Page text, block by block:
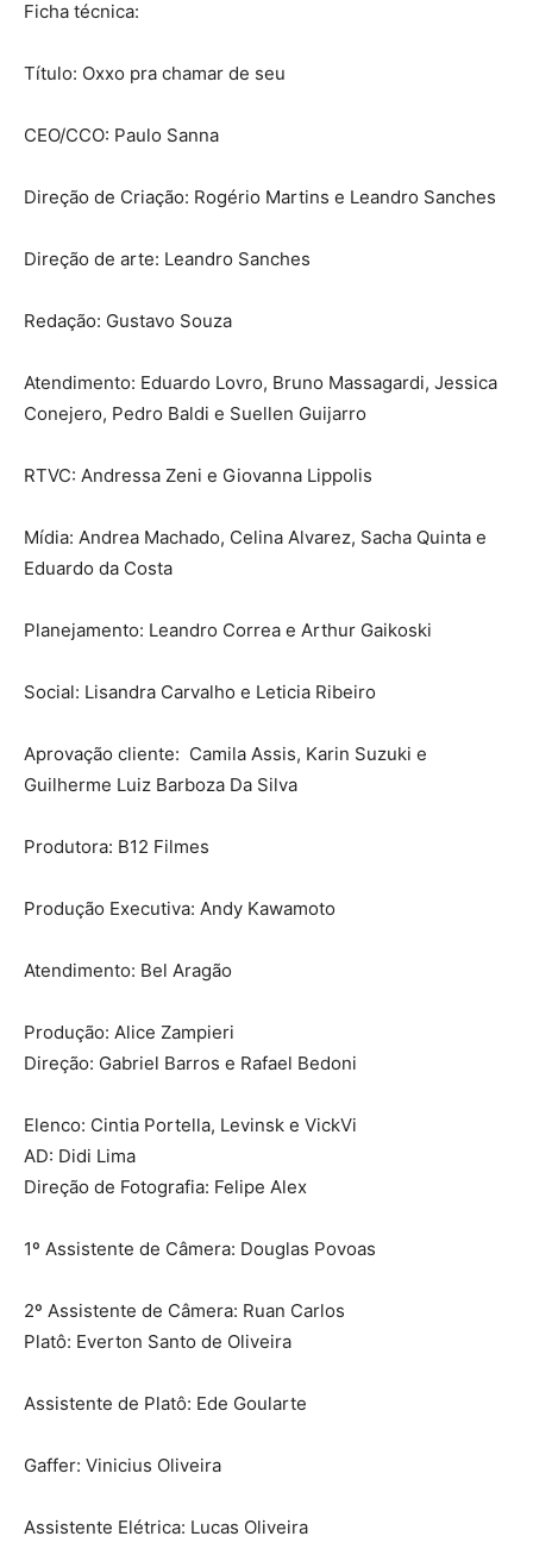
Ficha técnica:
Título: Oxxo pra chamar de seu
CEO/CCO: Paulo Sanna
Direção de Criação: Rogério Martins e Leandro Sanches
Direção de arte: Leandro Sanches
Redação: Gustavo Souza
Atendimento: Eduardo Lovro, Bruno Massagardi, Jessica
Conejero, Pedro Baldi e Suellen Guijarro
RTVC: Andressa Zeni e Giovanna Lippolis
Mídia: Andrea Machado, Celina Alvarez, Sacha Quinta e
Eduardo da Costa
Planejamento: Leandro Correa e Arthur Gaikoski
Social: Lisandra Carvalho e Leticia Ribeiro
Aprovação cliente: Camila Assis, Karin Suzuki e
Guilherme Luiz Barboza Da Silva
Produtora: B12 Filmes
Produção Executiva: Andy Kawamoto
Atendimento: Bel Aragão
Produção: Alice Zampieri
Direção: Gabriel Barros e Rafael Bedoni
Elenco: Cintia Portella, Levinsk e VickVi
AD: Didi Lima
Direção de Fotografia: Felipe Alex
1º Assistente de Câmera: Douglas Povoas
2º Assistente de Câmera: Ruan Carlos
Platô: Everton Santo de Oliveira
Assistente de Platô: Ede Goularte
Gaffer: Vinicius Oliveira
Assistente Elétrica: Lucas Oliveira